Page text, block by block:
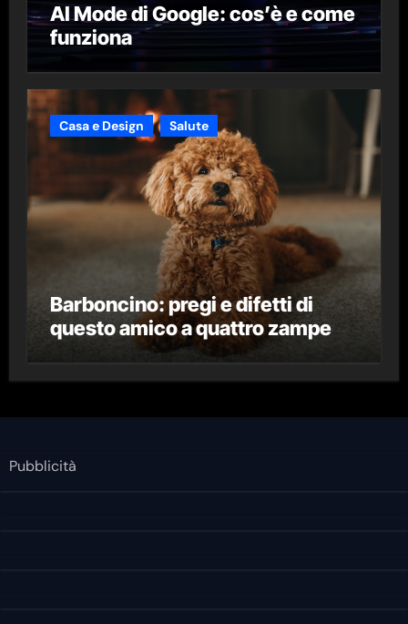
AI Mode di Google: cos’è e come
funziona
Casa e Design Salute
Barboncino: pregi e difetti di
questo amico a quattro zampe
Pubblicità